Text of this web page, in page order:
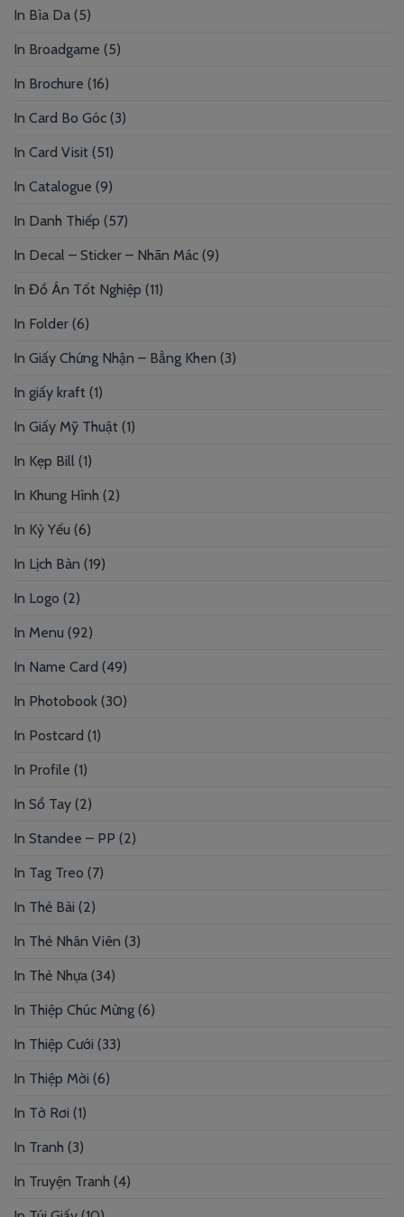
In Bìa Da (5)
In Broadgame (5)
In Brochure (16)
In Card Bo Góc (3)
In Card Visit (51)
In Catalogue (9)
In Danh Thiếp (57)
In Decal – Sticker – Nhãn Mác (9)
In Đồ Án Tốt Nghiệp (11)
In Folder (6)
In Giấy Chứng Nhận – Bằng Khen (3)
In giấy kraft (1)
In Giấy Mỹ Thuật (1)
In Kẹp Bill (1)
In Khung Hình (2)
In Kỷ Yếu (6)
In Lịch Bàn (19)
In Logo (2)
In Menu (92)
In Name Card (49)
In Photobook (30)
In Postcard (1)
In Profile (1)
In Sổ Tay (2)
In Standee – PP (2)
In Tag Treo (7)
In Thẻ Bài (2)
In Thẻ Nhân Viên (3)
In Thẻ Nhựa (34)
In Thiệp Chúc Mừng (6)
In Thiệp Cưới (33)
In Thiệp Mời (6)
In Tờ Rơi (1)
In Tranh (3)
In Truyện Tranh (4)